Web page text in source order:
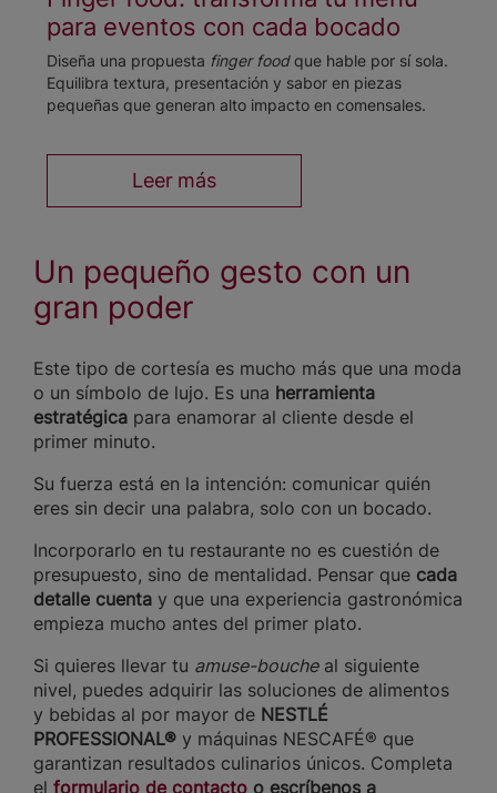
para eventos con cada bocado
Diseña una propuesta finger foodque hable por sí sola.
Equilibra textura, presentación y sabor en piezas
pequeñas que generan alto impacto en comensales.
Leer más
Un pequeño gesto con un
gran poder
Este tipo de cortesía es mucho más que una moda
o un símbolo de lujo. Es una herramienta
estratégica para enamorar al cliente desde el
primer minuto.
Su fuerza está en la intención: comunicar quién
eres sin decir una palabra, solo con un bocado.
Incorporarlo en tu restaurante no es cuestión de
presupuesto, sino de mentalidad. Pensar que cada
detalle cuenta y que una experiencia gastronómica
empieza mucho antes del primer plato.
Si quieres llevar tu amuse-boucheal siguiente
nivel, puedes adquirir las soluciones de alimentos
y bebidas al por mayor de NESTLÉ
PROFESSIONAL® y máquinas NESCAFÉ® que
garantizan resultados culinarios únicos. Completa
el formulario de contacto o escríbenos a